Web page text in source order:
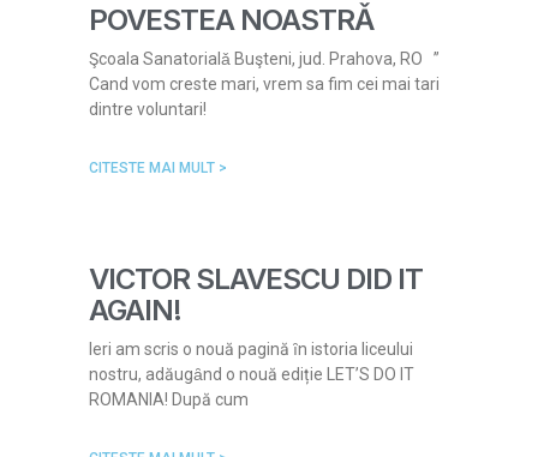
POVESTEA NOASTRǍ
Şcoala Sanatorialǎ Buşteni, jud. Prahova, RO ”
Cand vom creste mari, vrem sa fim cei mai tari
dintre voluntari!
CITESTE MAI MULT >
VICTOR SLAVESCU DID IT
AGAIN!
Ieri am scris o nouă pagină ȋn istoria liceului
nostru, adăugȃnd o nouă ediție LET’S DO IT
ROMANIA! După cum